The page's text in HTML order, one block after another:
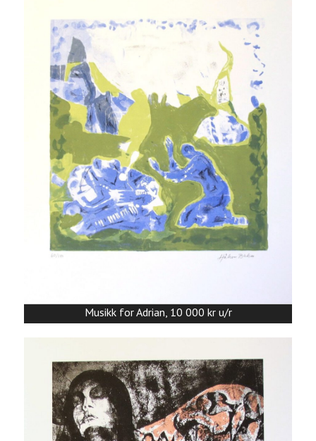
Musikk for Adrian, 10 000 kr u/r